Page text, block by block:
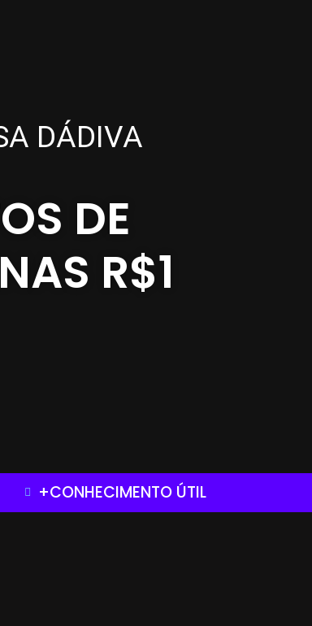
DÁDIVA
DE
R$1
+CONHECIMENTO ÚTIL